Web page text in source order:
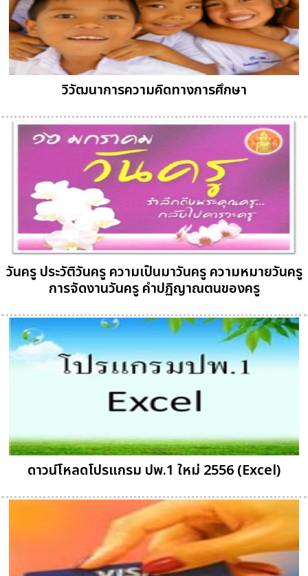
วิวัฒนาการความคิดทางการศึกษา
วันครู ประวัติวันครู ความเป็นมาวันครู ความหมายวันครู
การจัดงานวันครู คำปฏิญาณตนของครู
ดาวน์โหลดโปรแกรม ปพ.1 ใหม่ 2556 (Excel)